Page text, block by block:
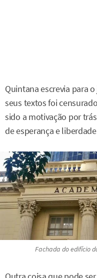
Quintana escrevia para
seus textos foi
sido a motivação por
de esperança e
Fachada do edifício